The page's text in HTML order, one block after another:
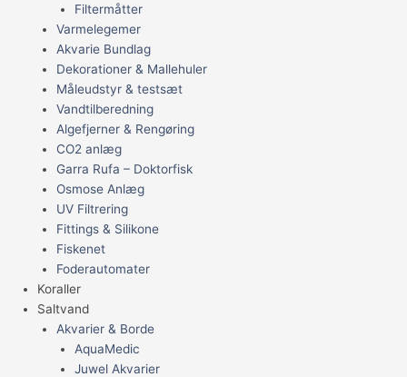
Filtermåtter
Varmelegemer
Akvarie Bundlag
Dekorationer & Mallehuler
Måleudstyr & testsæt
Vandtilberedning
Algefjerner & Rengøring
CO2 anlæg
Garra Rufa – Doktorfisk
Osmose Anlæg
UV Filtrering
Fittings & Silikone
Fiskenet
Foderautomater
Koraller
Saltvand
Akvarier & Borde
AquaMedic
Juwel Akvarier